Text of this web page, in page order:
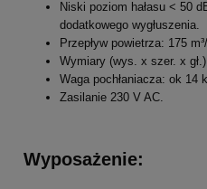
Niski poziom hałasu < 50
dodatkowego wygłuszenia.
Przepływ powietrza: 175
Wymiary (wys. x szer. x
Waga pochłaniacza: ok 14
Zasilanie 230 V AC.
Wyposażenie: